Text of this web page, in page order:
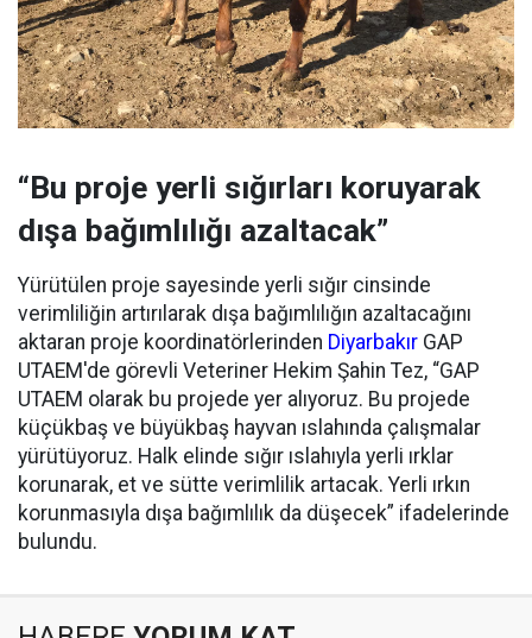
“Bu proje yerli sığırları koruyarak
dışa bağımlılığı azaltacak”
Yürütülen proje sayesinde yerli sığır cinsinde
verimliliğin artırılarak dışa bağımlılığın azaltacağını
aktaran proje koordinatörlerinden Diyarbakır GAP
UTAEM'de görevli Veteriner Hekim Şahin Tez, “GAP
UTAEM olarak bu projede yer alıyoruz. Bu projede
küçükbaş ve büyükbaş hayvan ıslahında çalışmalar
yürütüyoruz. Halk elinde sığır ıslahıyla yerli ırklar
korunarak, et ve sütte verimlilik artacak. Yerli ırkın
korunmasıyla dışa bağımlılık da düşecek” ifadelerinde
bulundu.